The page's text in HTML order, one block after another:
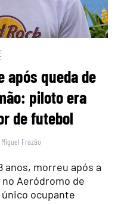
após queda de
piloto era
de futebol
Miguel Frazão
anos, morreu após a
Aeródromo de
ocupante